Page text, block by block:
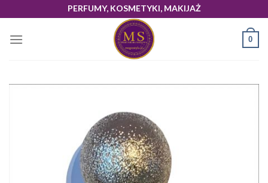
to
content
PERFUMY, KOSMETYKI, MAKIJAŻ
0